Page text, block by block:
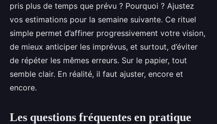
pris plus de temps que prévu ? Pourquoi ? Ajustez
vos estimations pour la semaine suivante. Ce rituel
simple permet d’affiner progressivement votre vision,
de mieux anticiper les imprévus, et surtout, d’éviter
de répéter les mêmes erreurs. Sur le papier, tout
semble clair. En réalité, il faut ajuster, encore et
encore.
Les questions fréquentes en pratique